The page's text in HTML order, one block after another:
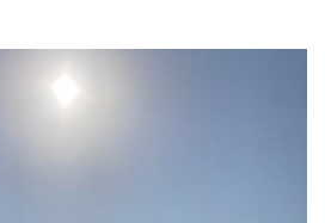
2026.4.14
公園で拾った椿を綺麗に並べて飾りました。春
の訪れの心地良い気候と、花冷えの寒さが交差